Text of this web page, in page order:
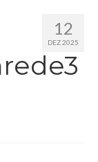
12
DEZ 2025